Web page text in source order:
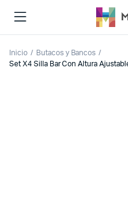
Inicio
Butacos y Bancos
Set X4 Silla Bar Con Altura